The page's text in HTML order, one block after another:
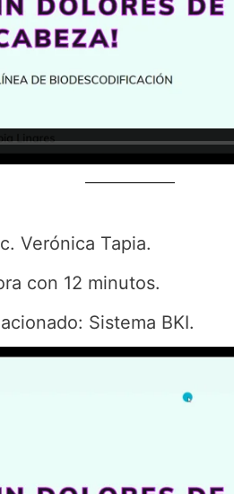
Verónica Tapia.
con 12 minutos.
Sistema BKI.